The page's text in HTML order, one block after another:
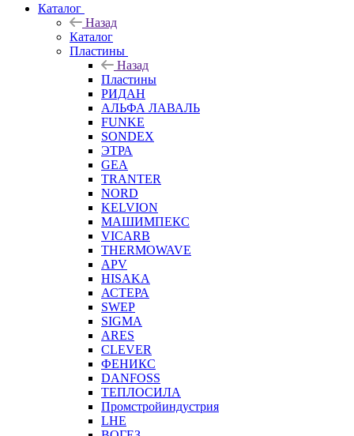
Каталог
Назад
Каталог
Пластины
Назад
Пластины
РИДАН
АЛЬФА ЛАВАЛЬ
FUNKE
SONDEX
ЭТРА
GEA
TRANTER
NORD
KELVION
МАШИМПЕКС
VICARB
THERMOWAVE
APV
HISAKA
АСТЕРА
SWEP
SIGMA
ARES
CLEVER
ФЕНИКС
DANFOSS
ТЕПЛОСИЛА
Промстройиндустрия
LHE